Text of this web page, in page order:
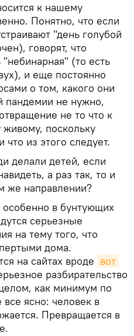
к нашему
Понятно, что если
"день голубой
говорят, что
(то есть
и еще постоянно
о том, какого они
пандемии не нужно,
не то что к
поскольку
что из этого следует.
делали детей, если
а раз так, то и
же направлении?
в бунтующих
серьезные
на тему того, что
дома.
на сайтах вроде вот
разбирательство
как минимум по
ясно: человек в
Превращается в